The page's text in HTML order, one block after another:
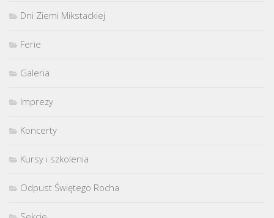
Dni Ziemi Mikstackiej
Ferie
Galeria
Imprezy
Koncerty
Kursy i szkolenia
Odpust Świętego Rocha